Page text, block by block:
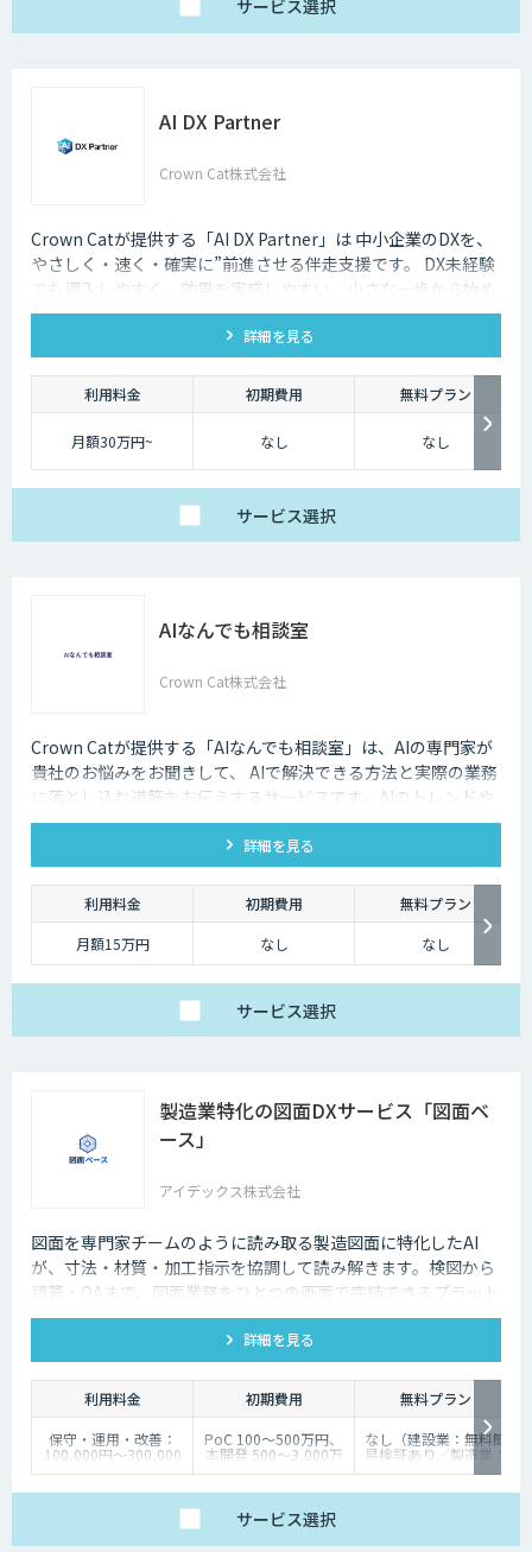
サービス選択
AI DX Partner
Crown Cat株式会社
Crown Catが提供する「AI DX Partner」は 中小企業のDXを、
やさしく・速く・確実に”前進させる伴走支援です。 DX未経験
でも導入しやすく、効果を実感しやすい、小さな一歩から始め
るDX支援サービスです。 AI DX Partnerは、大手企業のDX支援
で培ったノウハウをベースに、 地方・中小企業のための“現実
的なDX”を設計・実装・運用まで一貫して支援いたします。 私
たちは、コンサル×開発×AIの力で、現場に寄り添った 『ちょ
うどいいDX』を実現します。
詳細を見る
利用料金 初期費用 無料プラン
月額30万円~ なし なし
サービス選択
AIなんでも相談室
Crown Cat株式会社
Crown Catが提供する「AIなんでも相談室」は、AIの専門家が
貴社のお悩みをお聞きして、 AIで解決できる方法と実際の業務
に落とし込む道筋をお伝えするサービスです。AIのトレンドや
最新の事例はもちろん、自社にあった活用を安価にクイックに
詳細を見る
利用料金 初期費用
無料プラン
月額15万円
なし なし
サービス選択
製造業特化の図面DXサービス「図面ベ
ース」
アイデックス株式会社
図面を専門家チームのように読み取る製造図面に特化したAI
が、寸法・材質・加工指示を協調して読み解きます。検図から
積算・QAまで、図面業務をひとつの画面で完結できるプラット
フォームです。
詳細を見る
利用料金 初期費用
無料プラン
保守・運用・改善：
100,000円〜300,000
円／月（プランにより
PoC 100〜500万円、
本開発 500〜3,000万
円（規模・要件により
負担を最大1/2〜2/3に
軽減可能）
なし（建設業：無料簡
易検証あり／製造業：
無料の技術適合診断あ
サービス選択